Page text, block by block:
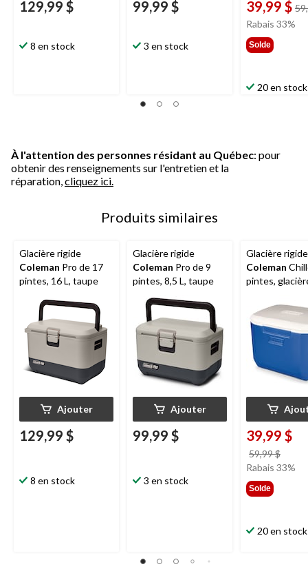
129,99 $
8 en stock
99,99 $
3 en stock
39,99 $
Rabais 33%
Solde
20 en stock
À l'attention des personnes résidant au Québec: pour
obtenir des renseignements sur l'entretien et la
réparation, cliquez ici.
Produits similaires
Glacière rigide
Coleman Pro de 17
pintes, 16 L, taupe
Ajouter
129,99 $
8 en stock
Glacière rigide
Coleman Pro de 9
pintes, 8,5 L, taupe
Ajouter
99,99 $
3 en stock
Glacière rigide
Coleman
pintes,
bleu océan,
39,99 $
59,99 $
était
Rabais 33%
Solde
20 en stock